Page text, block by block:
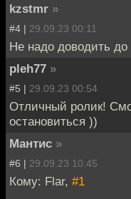
kzstmr »
#4 | 29.09.23 00:11
Не надо доводить до
pleh77 »
#5 | 29.09.23 00:54
Отличный ролик!
остановиться ))
Мантис »
#6 | 29.09.23 10:45
Кому: Flar, #1